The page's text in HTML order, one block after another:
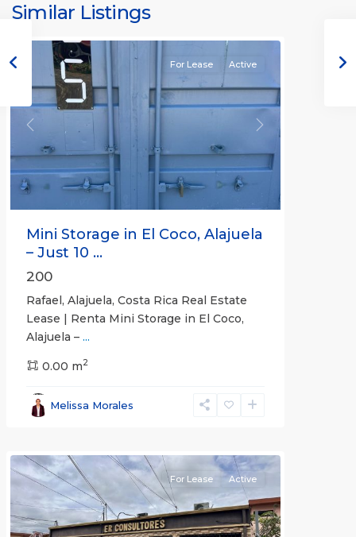
Similar Listings
Previous Next
For Lease Active
Mini Storage in El Coco, Alajuela
– Just 10 ...
200
Rafael, Alajuela, Costa Rica Real Estate
Lease | Renta Mini Storage in El Coco,
Alajuela – ...
0.00 m2
Melissa Morales
San
San
José
For Lease Active